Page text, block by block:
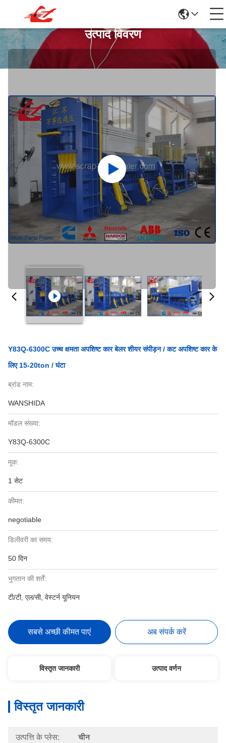
उत्पाद विवरण
Y83Q-6300C उच्च क्षमता अपशिष्ट कार बेलर शीयर संपीड़न / कट अपशिष्ट कार के
लिए 15-20ton / घंटा
ब्रांड नाम:
WANSHIDA
मॉडल संख्या:
Y83Q-6300C
मूक:
1 सेट
कीमत:
negotiable
डिलीवरी का समय:
50 दिन
भुगतान की शर्तें:
टी/टी, एल/सी, वेस्टर्न यूनियन
सबसे अच्छी कीमत पाएं अब संपर्क करें
विस्तृत जानकारी उत्पाद वर्णन
विस्तृत जानकारी
उत्पत्ति के प्लेस: चीन